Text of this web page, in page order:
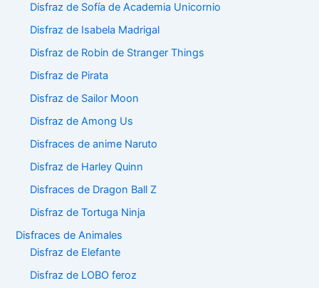
Disfraz de Sofía de Academia Unicornio
Disfraz de Isabela Madrigal
Disfraz de Robin de Stranger Things
Disfraz de Pirata
Disfraz de Sailor Moon
Disfraz de Among Us
Disfraces de anime Naruto
Disfraz de Harley Quinn
Disfraces de Dragon Ball Z
Disfraz de Tortuga Ninja
Disfraces de Animales
Disfraz de Elefante
Disfraz de LOBO feroz